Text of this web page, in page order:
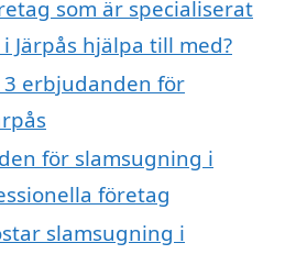
som är specialiserat
Järpås hjälpa till med?
erbjudanden för
för slamsugning i
företag
slamsugning i